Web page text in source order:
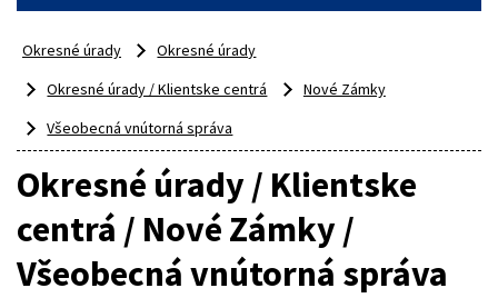
Okresné úrady
Okresné úrady
Okresné úrady / Klientske centrá
Nové Zámky
Všeobecná vnútorná správa
Okresné úrady / Klientske
centrá / Nové Zámky /
Všeobecná vnútorná správa